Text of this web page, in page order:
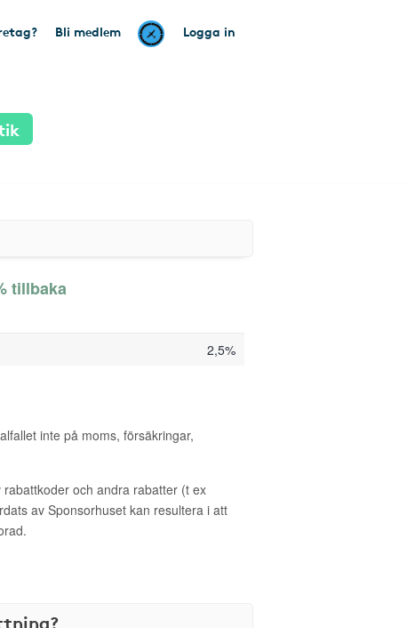
Bli medlem Logga in
tillbaka
2,5%
inte på moms, försäkringar,
rabattkoder och andra rabatter (t ex
av Sponsorhuset kan resultera i att